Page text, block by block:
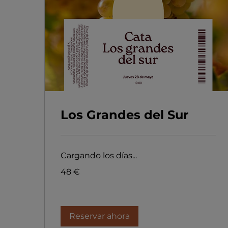
Los Grandes del Sur
Cargando los días...
euros
48 €
Reservar ahora